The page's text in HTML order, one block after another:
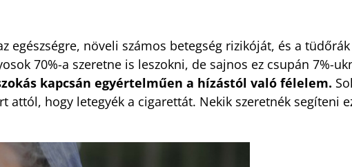
egészségre, növeli számos betegség rizikóját, és a
70%-a szeretne is leszokni, de sajnos ez csupán 7%-
kapcsán egyértelműen a hízástól való félelem.
attól, hogy letegyék a cigarettát. Nekik szeretnék segíteni